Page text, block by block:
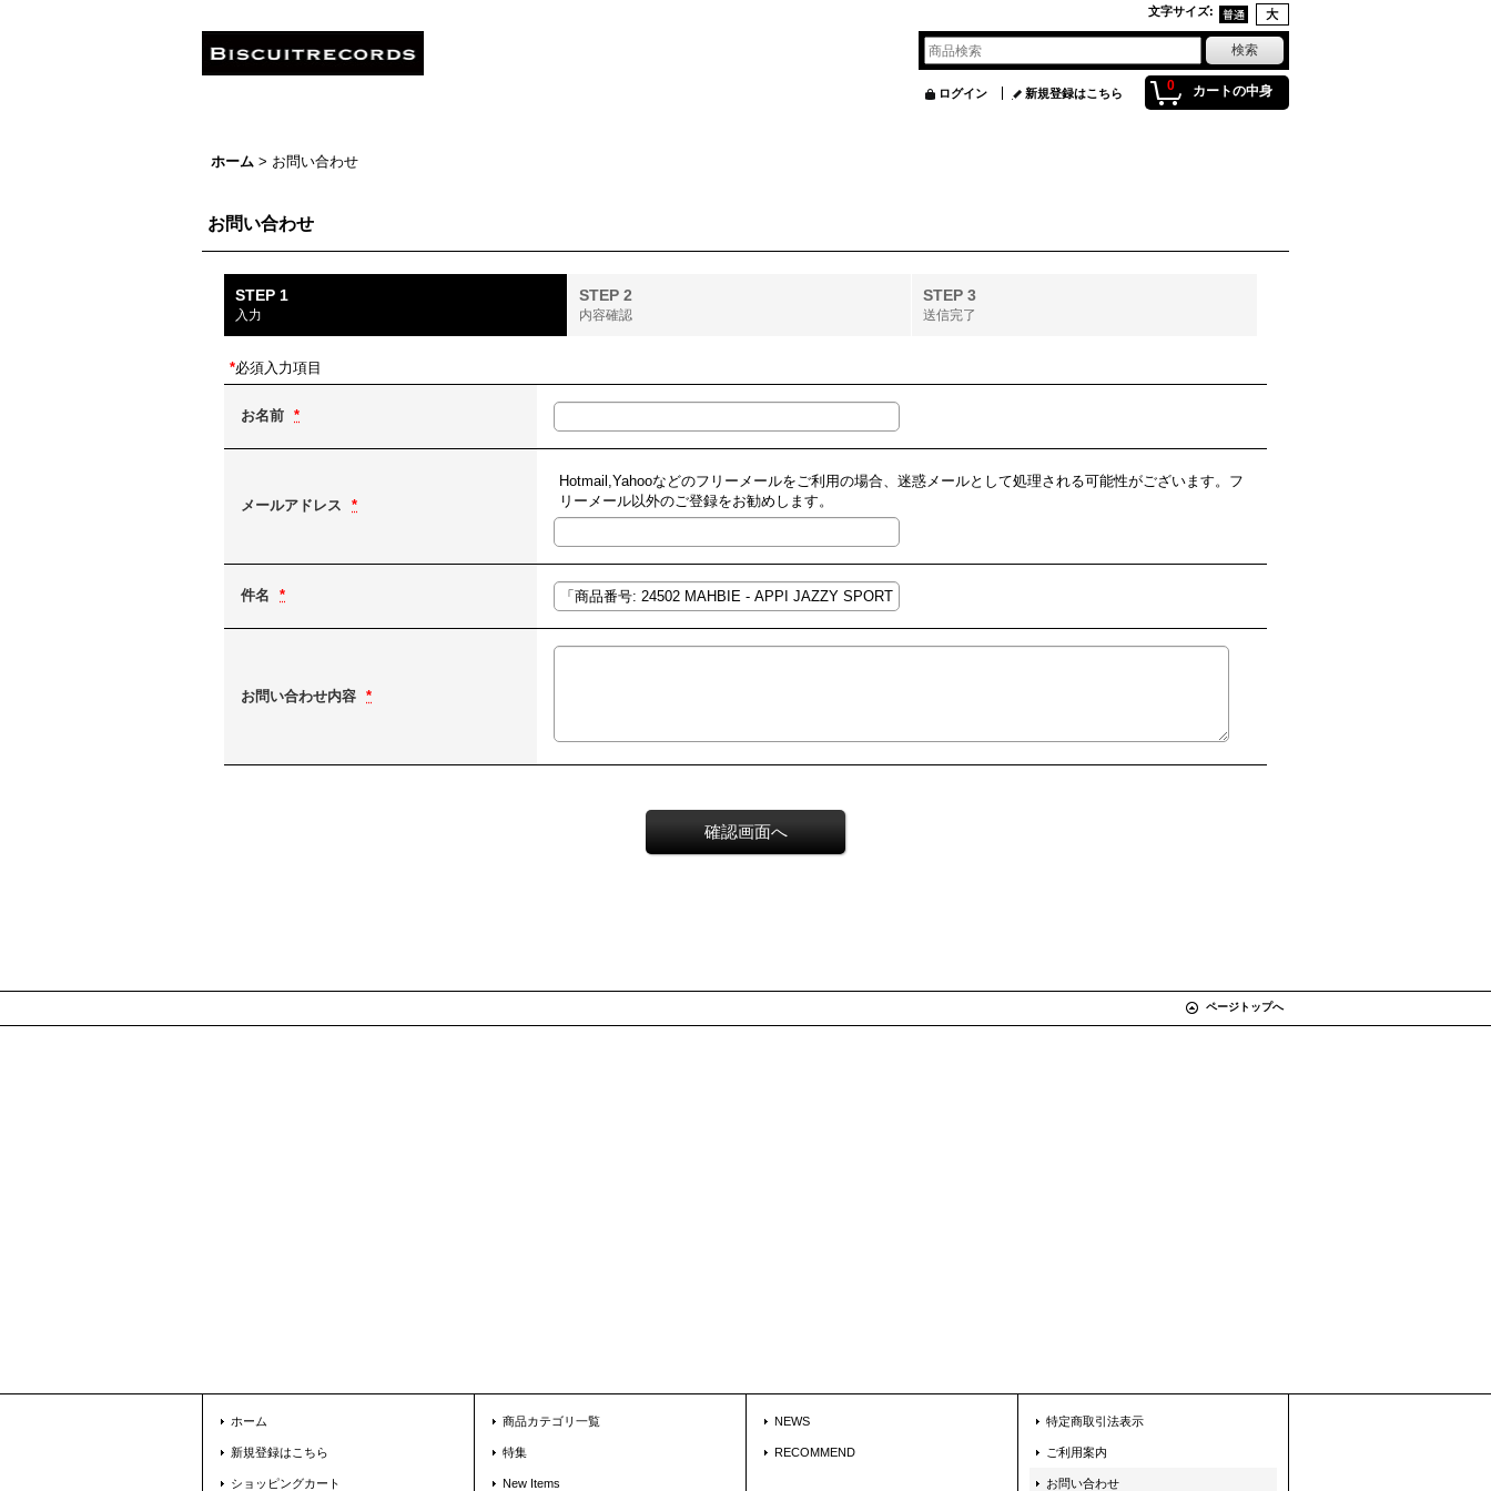
文字サイズ:
0 カートの中身
ログイン 新規登録はこちら
ホーム > お問い合わせ
お問い合わせ
STEP 1
入力
STEP 2
内容確認
STEP 3
送信完了
*必須入力項目
お名前 *
メールアドレス *
Hotmail,Yahooなどのフリーメールをご利用の場合、迷惑メールとして処理される可能性がございます。フ
リーメール以外のご登録をお勧めします。
件名 *
お問い合わせ内容 *
ページトップへ
ホーム
新規登録はこちら
ショッピングカート
商品カテゴリ一覧
特集
New Items
NEWS
RECOMMEND
特定商取引法表示
ご利用案内
お問い合わせ